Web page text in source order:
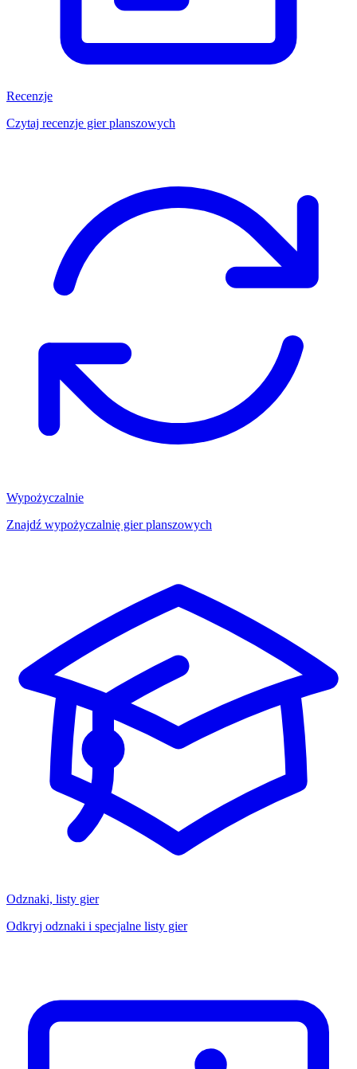
Recenzje
Czytaj recenzje gier planszowych
Wypożyczalnie
Znajdź wypożyczalnię gier planszowych
Odznaki, listy gier
Odkryj odznaki i specjalne listy gier